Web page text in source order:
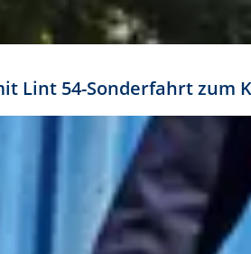
Lint 54-Sonderfahrt